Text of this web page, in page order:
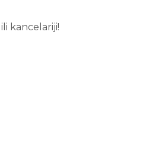
kancelariji!